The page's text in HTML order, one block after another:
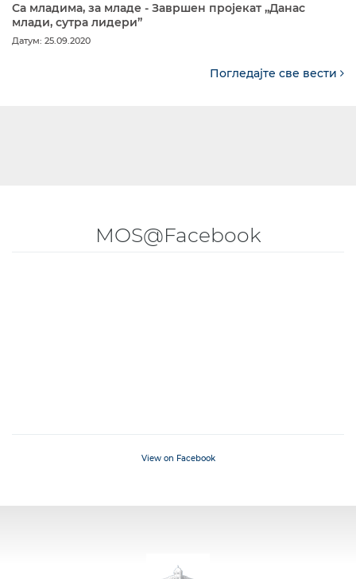
Са младима, за младе - Завршен пројекат „Данас
млади, сутра лидери”
Датум: 25.09.2020
Погледајте све вести
MOS@Facebook
View on Facebook